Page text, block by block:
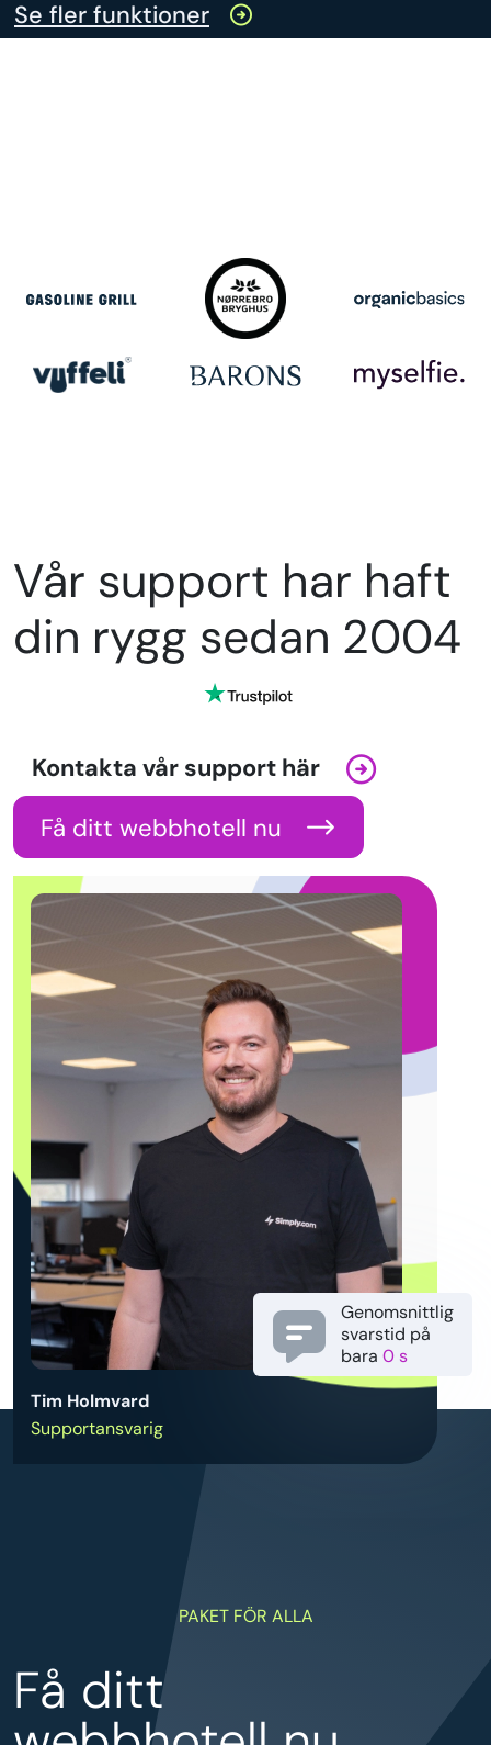
Se fler funktioner
Tim Holmvard
Supportansvarig
Genomsnittlig
svarstid på
bara 0 s
Vår support har haft
din rygg sedan 2004
Kontakta vår support här
Få ditt webbhotell nu
PAKET FÖR ALLA
Få ditt